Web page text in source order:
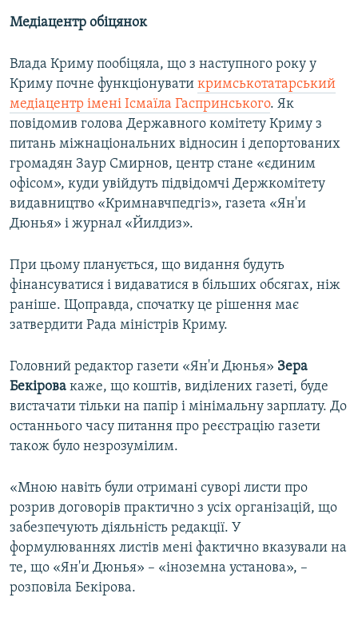
Медіацентр обіцянок
Влада Криму пообіцяла, що з наступного року у
Криму почне функціонувати кримськотатарський
медіацентр імені Ісмаїла Гаспринського. Як
повідомив голова Державного комітету Криму з
питань міжнаціональних відносин і депортованих
громадян Заур Смирнов, центр стане «єдиним
офісом», куди увійдуть підвідомчі Держкомітету
видавництво «Кримнавчпедгіз», газета «Ян'и
Дюнья» і журнал «Йилдиз».
При цьому планується, що видання будуть
фінансуватися і видаватися в більших обсягах, ніж
раніше. Щоправда, спочатку це рішення має
затвердити Рада міністрів Криму.
Головний редактор газети «Ян'и Дюнья» Зера
Бекірова каже, що коштів, виділених газеті, буде
вистачати тільки на папір і мінімальну зарплату. До
останнього часу питання про реєстрацію газети
також було незрозумілим.
«Мною навіть були отримані суворі листи про
розрив договорів практично з усіх організацій, що
забезпечують діяльність редакції. У
формулюваннях листів мені фактично вказували на
те, що «Ян'и Дюнья» – «іноземна установа», –
розповіла Бекірова.